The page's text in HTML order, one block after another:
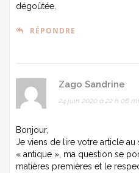
dégoûtée.
RÉPONDRE
Zago Sandrine
24 juin 2020 à 22 h 06
Bonjour,
Je viens de lire votre article
« antique », ma question se
matières premières et le